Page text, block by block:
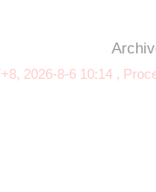
2026-8-6 10:14 ,